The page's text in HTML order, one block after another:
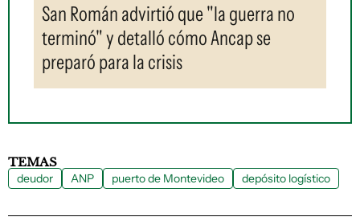
San Román advirtió que "la guerra no
terminó" y detalló cómo Ancap se
preparó para la crisis
TEMAS
deudor ANP puerto de Montevideo depósito logístico